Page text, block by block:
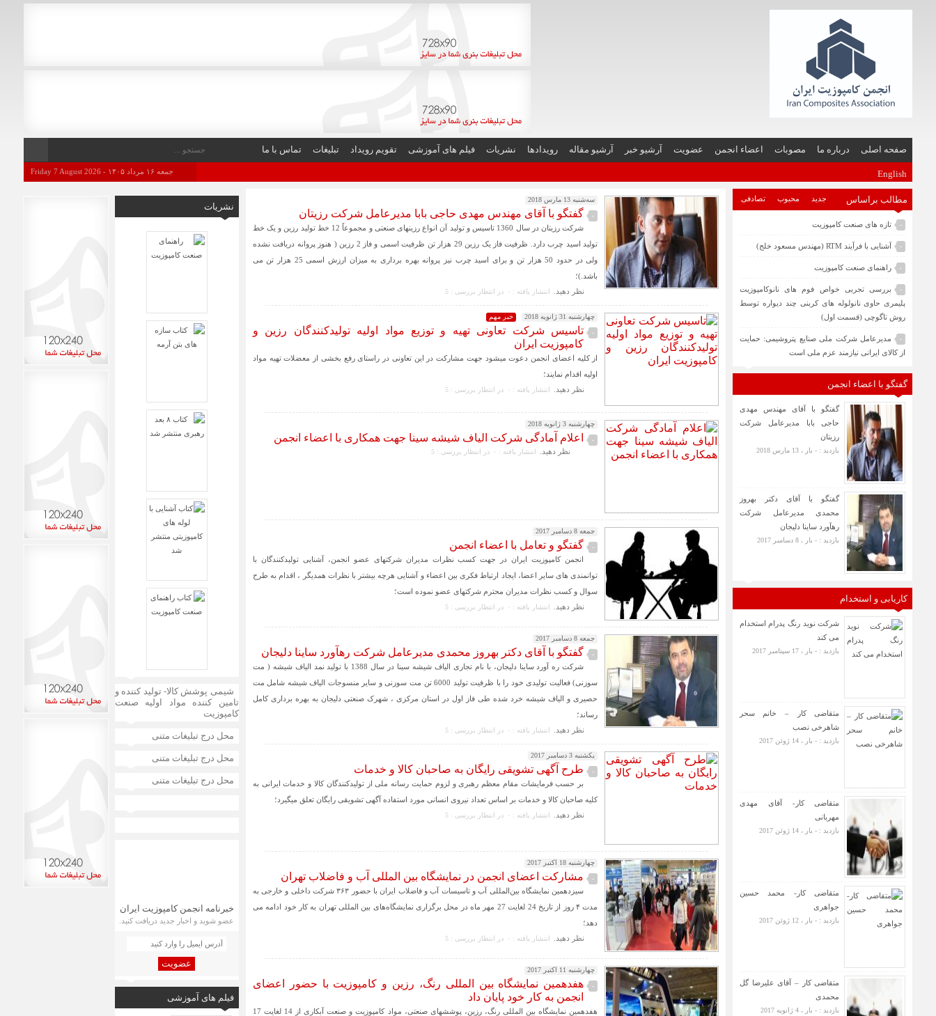
صفحه اصلی درباره ما مصوبات اعضاء انجمن عضویت آرشیو خبر آرشیو مقاله رویدادها نشریات فیلم های آموزشی تقویم رویداد تبلیغات تماس با ما
English جمعه ۱۶ مرداد ۱۴۰۵ - Friday 7 August 2026
سه‌شنبه 13 مارس 2018
- گفتگو با آقای مهندس مهدی حاجی بابا مدیرعامل شرکت رزیتان
شرکت رزیتان در سال 1360 تاسیس و تولید آن انواع رزینهای صنعتی و مجموعاً 12 خط تولید رزین و یک خط
تولید اسید چرب دارد. ظرفیت فاز یک رزین 29 هزار تن ظرفیت اسمی و فاز 2 رزین ( هنوز پروانه دریافت نشده
ولی در حدود 50 هزار تن و برای اسید چرب نیز پروانه بهره برداری به میزان ارزش اسمی 25 هزار تن می
باشد.)؛
نظر دهيد.
انتشار یافته : ۰ در انتظار بررسی : 5
چهارشنبه 31 ژانویه 2018 خبر مهم
-
تاسیس شرکت تعاونی تهیه و توزیع مواد اولیه تولیدکنندگان رزین و
کامپوزیت ایران
از کلیه اعضای انجمن دعوت میشود جهت مشارکت در این تعاونی در راستای رفع بخشی از معضلات تهیه مواد
اولیه اقدام نمایند؛
نظر دهيد.
انتشار یافته : ۰ در انتظار بررسی : 5
چهارشنبه 3 ژانویه 2018
- اعلام آمادگی شرکت الیاف شیشه سینا جهت همکاری با اعضاء انجمن
نظر دهيد. انتشار یافته : ۰ در انتظار بررسی : 5
جمعه 8 دسامبر 2017
- گفتگو و تعامل با اعضاء انجمن
انجمن کامپوزیت ایران در جهت کسب نظرات مدیران شرکتهای عضو انجمن، آشنایی تولیدکنندگان با
توانمندی های سایر اعضا، ایجاد ارتباط فکری بین اعضاء و آشنایی هرچه بیشتر با نظرات همدیگر ، اقدام به طرح
سوال و کسب نظرات مدیران محترم شرکتهای عضو نموده است؛
نظر دهيد.
انتشار یافته : ۰ در انتظار بررسی : 5
جمعه 8 دسامبر 2017
- گفتگو با آقای دکتر بهروز محمدی مدیرعامل شرکت رهآورد ساینا دلیجان
شرکت ره آورد ساینا دلیجان، با نام تجاری الیاف شیشه سینا در سال 1388 با تولید نمد الیاف شیشه ( مت
سوزنی) فعالیت تولیدی خود را با ظرفیت تولید 6000 تن مت سوزنی و سایر منسوجات الیاف شیشه شامل مت
حصیری و الیاف شیشه خرد شده طی فاز اول در استان مرکزی ، شهرک صنعتی دلیجان به بهره برداری کامل
رساند؛
نظر دهيد.
انتشار یافته : ۰ در انتظار بررسی : 5
یکشنبه 3 دسامبر 2017
- طرح آگهی تشویقی رایگان به صاحبان کالا و خدمات
بر حسب فرمایشات مقام معظم رهبری و لزوم حمایت رسانه ملی از تولیدکنندگان کالا و خدمات ایرانی به
کلیه صاحبان کالا و خدمات بر اساس تعداد نیروی انسانی مورد استفاده آگهی تشویقی رایگان تعلق میگیرد؛
نظر دهيد.
انتشار یافته : ۰ در انتظار بررسی : 5
چهارشنبه 18 اکتبر 2017
- مشارکت اعضای انجمن در نمایشگاه بین المللی آب و فاضلاب تهران
سیزدهمین نمایشگاه بین‌المللی آب و تاسیسات آب و فاضلاب ایران با حضور ۳۶۳ شرکت داخلی و خارجی به
مدت ۴ روز از تاریخ 24 لغایت 27 مهر ماه در محل برگزاری نمایشگاه‌های بین المللی تهران به کار خود ادامه می
دهد؛
نظر دهيد.
انتشار یافته : ۰ در انتظار بررسی : 5
چهارشنبه 11 اکتبر 2017
-
هفدهمین نمایشگاه بین المللی رنگ، رزین و کامپوزیت با حضور اعضای
انجمن به کار خود پایان داد
هفدهمین نمایشگاه بین المللی رنگ، رزین، پوششهای صنعتی، مواد کامپوزیت و صنعت آبکاری از 14 لغایت 17
مطالب براساس جدید محبوب تصادفی
- تازه های صنعت کامپوزیت
- آشنایی با فرآیند RTM (مهندس مسعود خلج)
- راهنمای صنعت کامپوزیت
-
بررسی تجربی خواص فوم های نانوکامپوزیت
پلیمری حاوی نانولوله های کربنی چند دیواره توسط
روش تاگوچی (قسمت اول)
-
مدیرعامل شرکت ملی صنایع پتروشیمی: حمایت
از کالای ایرانی نیازمند عزم ملی است
گفتگو با اعضاء انجمن
گفتگو با آقای مهندس مهدی
حاجی بابا مدیرعامل شرکت
رزیتان
بازدید : - بار ، 13 مارس 2018
گفتگو با آقای دکتر بهروز
محمدی مدیرعامل شرکت
رهآورد ساینا دلیجان
بازدید : - بار ، 8 دسامبر 2017
کاریابی و استخدام
شرکت نوید رنگ پدرام استخدام
می کند
بازدید : - بار ، 17 سپتامبر 2017
متقاضی کار – خانم سحر
شاهرخی نصب
بازدید : - بار ، 14 ژوئن 2017
متقاضی کار- آقای مهدی
مهربانی
بازدید : - بار ، 14 ژوئن 2017
متقاضی کار- محمد حسین
جواهری
بازدید : - بار ، 12 ژوئن 2017
متقاضی کار – آقای علیرضا گل
محمدی
بازدید : - بار ، 4 ژانویه 2017
نشریات
فیلم های آموزشی
خبرنامه انجمن کامپوزیت ایران
عضو شوید و اخبار جدید دریافت کنید.
عضویت
شیمی پوشش کالا- تولید کننده و
تامین کننده مواد اولیه صنعت
کامپوزیت
محل درج تبلیغات متنی
محل درج تبلیغات متنی
محل درج تبلیغات متنی